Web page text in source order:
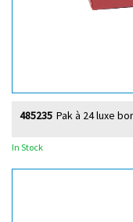
Pak à 24 luxe
485235
In Stock